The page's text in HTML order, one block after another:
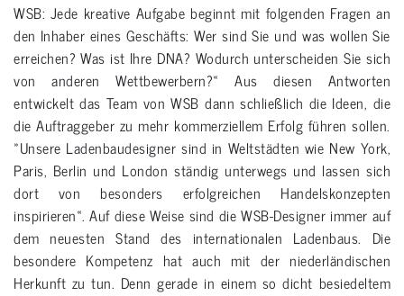
WSB: Jede kreative Aufgabe beginnt mit folgenden Fragen an
den Inhaber eines Geschäfts: Wer sind Sie und was wollen Sie
erreichen? Was ist Ihre DNA? Wodurch unterscheiden Sie sich
von anderen Wettbewerbern?« Aus diesen Antworten
entwickelt das Team von WSB dann schließlich die Ideen, die
die Auftraggeber zu mehr kommerziellem Erfolg führen sollen.
»Unsere Ladenbaudesigner sind in Weltstädten wie New York,
Paris, Berlin und London ständig unterwegs und lassen sich
dort von besonders erfolgreichen Handelskonzepten
inspirieren«. Auf diese Weise sind die WSB-Designer immer auf
dem neuesten Stand des internationalen Ladenbaus. Die
besondere Kompetenz hat auch mit der niederländischen
Herkunft zu tun. Denn gerade in einem so dicht besiedeltem